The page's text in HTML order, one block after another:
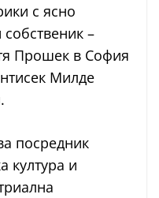
с ясно
–
Прошек в София
Милде
посредник
култура и